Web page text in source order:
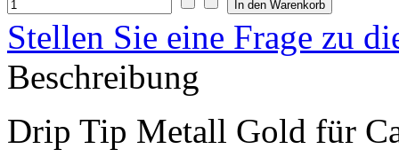
Stellen Sie eine Frage zu
Beschreibung
Drip Tip Metall Gold für